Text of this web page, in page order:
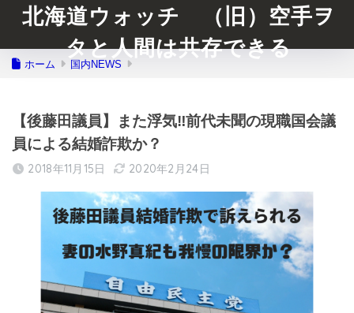
北海道ウォッチ （旧）空手ヲ
タと人間は共存できる
ホーム 国内NEWS
【後藤田議員】また浮気‼︎前代未聞の現職国会議
員による結婚詐欺か？
2018年11月15日 2020年2月24日